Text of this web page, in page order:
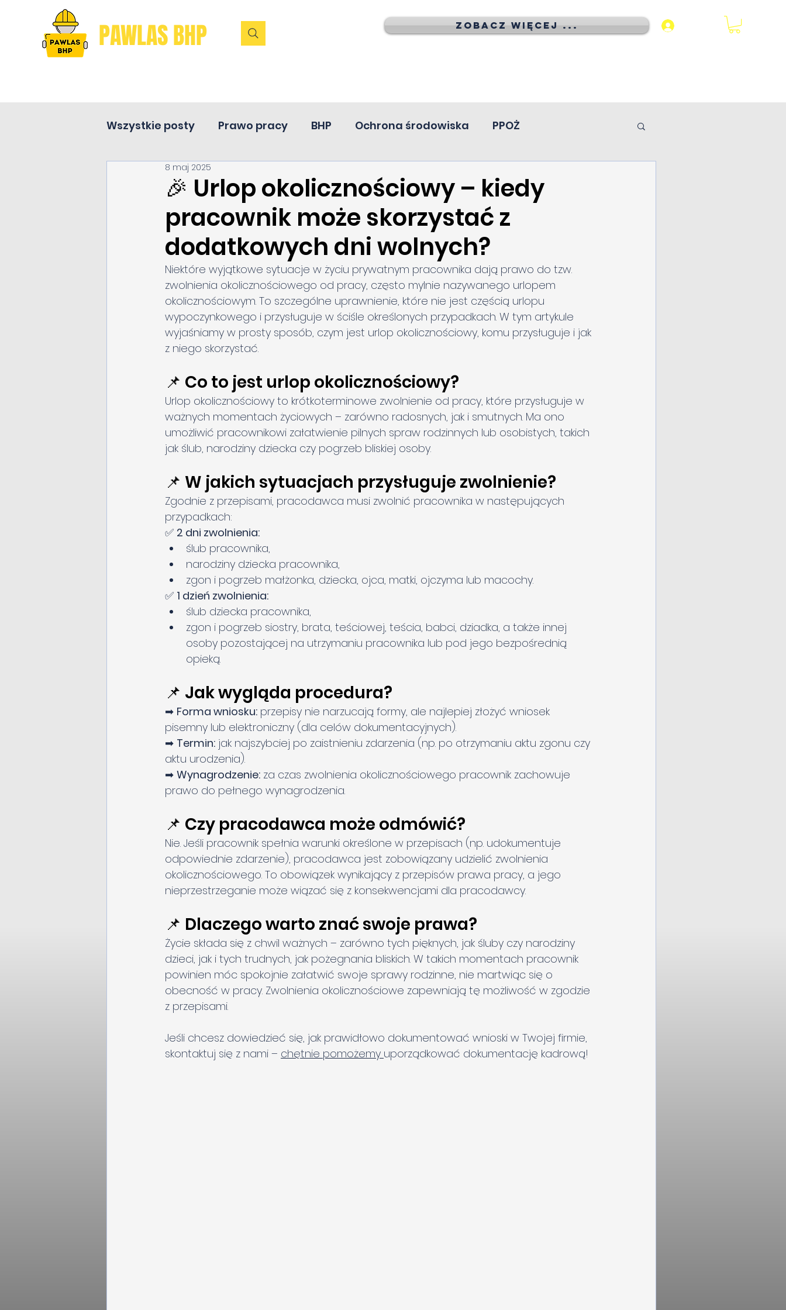
PAWLAS BHP Zobacz więcej ...
Wszystkie posty Prawo pracy BHP Ochrona środowiska PPOŻ
Pierwsza pomoc
🎉 Urlop okolicznościowy – kiedy
pracownik może skorzystać z
dodatkowych dni wolnych?
8 maj 2025
Niektóre wyjątkowe sytuacje w życiu prywatnym pracownika dają prawo do tzw.
zwolnienia okolicznościowego od pracy, często mylnie nazywanego urlopem
okolicznościowym. To szczególne uprawnienie, które nie jest częścią urlopu
wypoczynkowego i przysługuje w ściśle określonych przypadkach. W tym artykule
wyjaśniamy w prosty sposób, czym jest urlop okolicznościowy, komu przysługuje i jak
z niego skorzystać.
📌 Co to jest urlop okolicznościowy?
Urlop okolicznościowy to krótkoterminowe zwolnienie od pracy, które przysługuje w
ważnych momentach życiowych – zarówno radosnych, jak i smutnych. Ma ono
umożliwić pracownikowi załatwienie pilnych spraw rodzinnych lub osobistych, takich
jak ślub, narodziny dziecka czy pogrzeb bliskiej osoby.
📌 W jakich sytuacjach przysługuje zwolnienie?
Zgodnie z przepisami, pracodawca musi zwolnić pracownika w następujących
przypadkach:
✅ 2 dni zwolnienia:
ślub pracownika,
narodziny dziecka pracownika,
zgon i pogrzeb małżonka, dziecka, ojca, matki, ojczyma lub macochy.
✅ 1 dzień zwolnienia:
ślub dziecka pracownika,
zgon i pogrzeb siostry, brata, teściowej, teścia, babci, dziadka, a także innej
osoby pozostającej na utrzymaniu pracownika lub pod jego bezpośrednią
opieką.
📌 Jak wygląda procedura?
➡ Forma wniosku: przepisy nie narzucają formy, ale najlepiej złożyć wniosek
pisemny lub elektroniczny (dla celów dokumentacyjnych).
➡ Termin: jak najszybciej po zaistnieniu zdarzenia (np. po otrzymaniu aktu zgonu czy
aktu urodzenia).
➡ Wynagrodzenie: za czas zwolnienia okolicznościowego pracownik zachowuje
prawo do pełnego wynagrodzenia.
📌 Czy pracodawca może odmówić?
Nie. Jeśli pracownik spełnia warunki określone w przepisach (np. udokumentuje
odpowiednie zdarzenie), pracodawca jest zobowiązany udzielić zwolnienia
okolicznościowego. To obowiązek wynikający z przepisów prawa pracy, a jego
nieprzestrzeganie może wiązać się z konsekwencjami dla pracodawcy.
📌 Dlaczego warto znać swoje prawa?
Życie składa się z chwil ważnych – zarówno tych pięknych, jak śluby czy narodziny
dzieci, jak i tych trudnych, jak pożegnania bliskich. W takich momentach pracownik
powinien móc spokojnie załatwić swoje sprawy rodzinne, nie martwiąc się o
obecność w pracy. Zwolnienia okolicznościowe zapewniają tę możliwość w zgodzie
z przepisami.
Jeśli chcesz dowiedzieć się, jak prawidłowo dokumentować wnioski w Twojej firmie,
skontaktuj się z nami – chętnie pomożemy uporządkować dokumentację kadrową!